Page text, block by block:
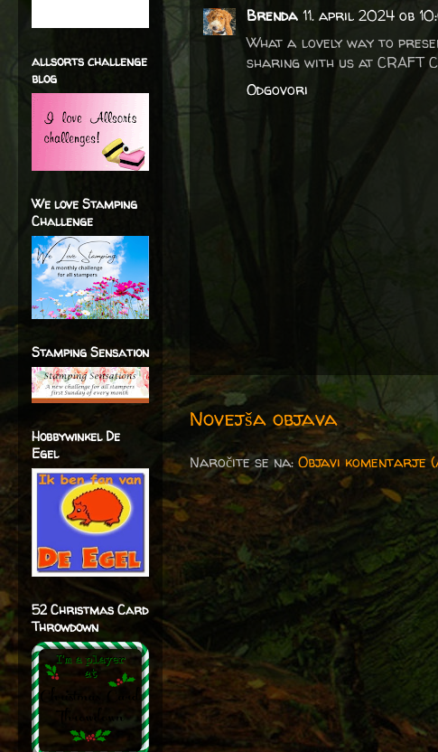
Brenda 11. april 2024 ob
What a lovely way to
sharing with us at CRAFT
Odgovori
Novejša objava
Naročite se na: Objavi komentarje
allsorts challenge
blog
We love Stamping
Challenge
Stamping Sensation
Hobbywinkel De
Egel
52 Christmas Card
Throwdown